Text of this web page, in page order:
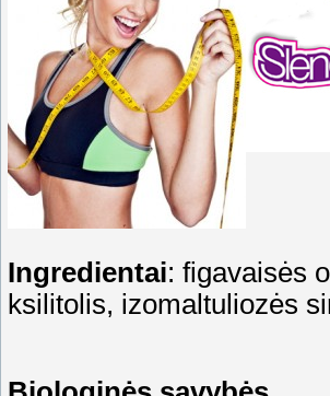
Ingredientai: figavaisės
ksilitolis, izomaltuliozės